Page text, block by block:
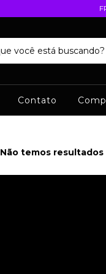
Contato
Não temos